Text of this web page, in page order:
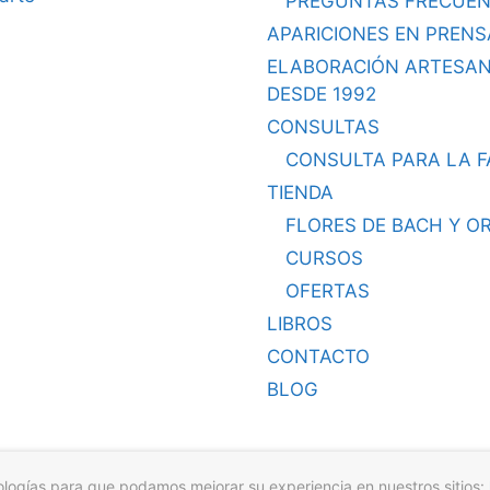
APARICIONES EN
ELABORACIÓN
DESDE 1992
CONSULTAS
CONSULTA PARA LA
TIENDA
FLORES DE BACH Y
CURSOS
OFERTAS
LIBROS
CONTACTO
BLOG
para que podamos mejorar su experiencia en nuestros sitios: